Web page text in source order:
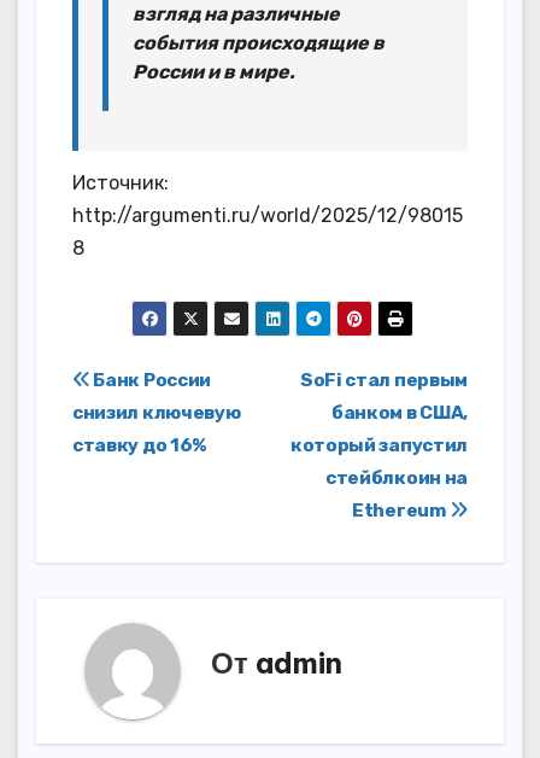
взгляд на различные
события происходящие в
России и в мире.
Источник:
http://argumenti.ru/world/2025/12/98015
8
Навигация
по
SoFi стал первым
банком в США,
который запустил
стейблкоин на
Ethereum
Банк России
снизил ключевую
ставку до 16%
От admin